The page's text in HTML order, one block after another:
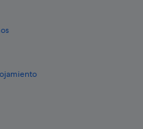
en Flagstaff
en Flagstaff
hoteles
caravanas en Flagstaff
en Flagstaff